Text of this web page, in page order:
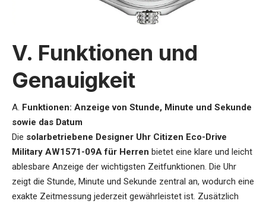
V. Funktionen und
Genauigkeit
A. Funktionen: Anzeige von Stunde, Minute und Sekunde
sowie das Datum
Die solarbetriebene Designer Uhr Citizen Eco-Drive
Military AW1571-09A für Herren bietet eine klare und leicht
ablesbare Anzeige der wichtigsten Zeitfunktionen. Die Uhr
zeigt die Stunde, Minute und Sekunde zentral an, wodurch eine
exakte Zeitmessung jederzeit gewährleistet ist. Zusätzlich